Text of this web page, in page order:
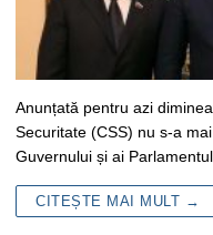
Anunțată pentru azi
Securitate (CSS) nu s-a
Guvernului și ai
CITEȘTE MAI MULT →